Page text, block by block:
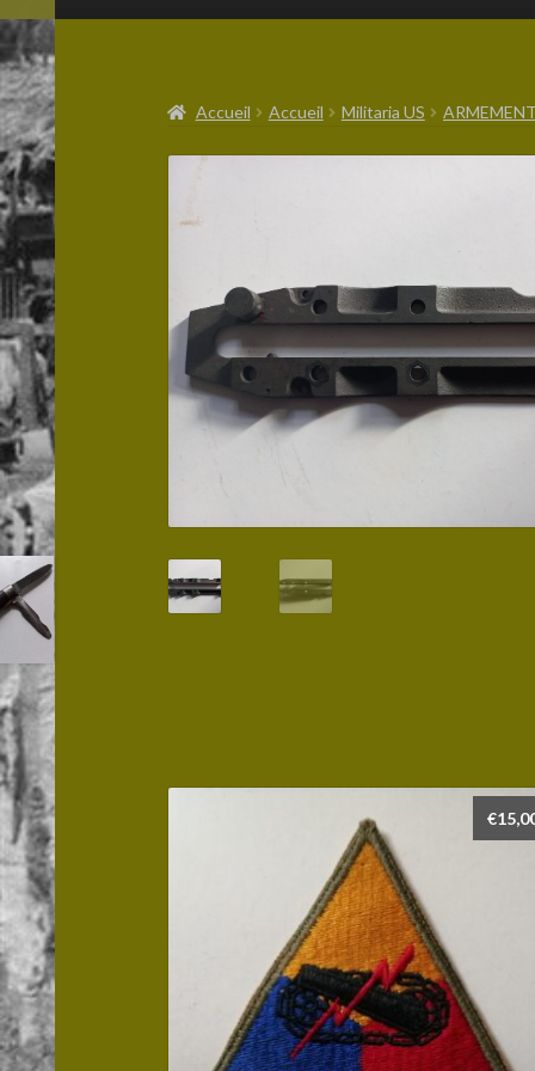
Accueil Accueil Militaria US
€